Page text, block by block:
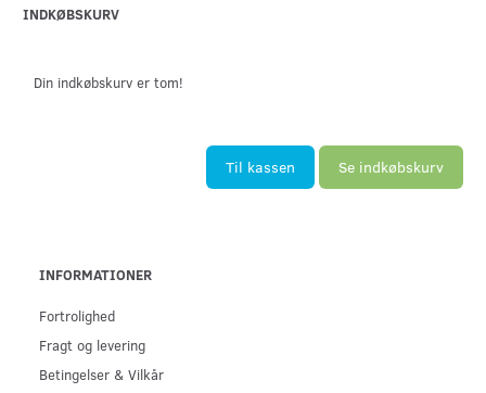
INDKØBSKURV
Din indkøbskurv er tom!
Til kassen Se indkøbskurv
INFORMATIONER
Fortrolighed
Fragt og levering
Betingelser & Vilkår